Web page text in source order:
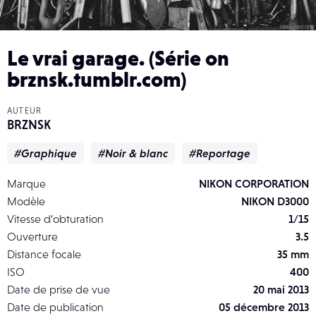
Le vrai garage. (Série on
brznsk.tumblr.com)
AUTEUR
BRZNSK
#Graphique #Noir & blanc #Reportage
Marque
NIKON CORPORATION
Modèle
NIKON D3000
Vitesse d’obturation
1/15
Ouverture
3.5
Distance focale
35 mm
ISO
400
Date de prise de vue
20 mai 2013
Date de publication
05 décembre 2013